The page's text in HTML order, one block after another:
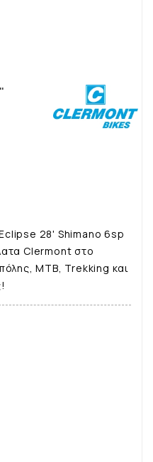
28' Shimano 6sp
Clermont στο
ΜΤΒ, Trekking και